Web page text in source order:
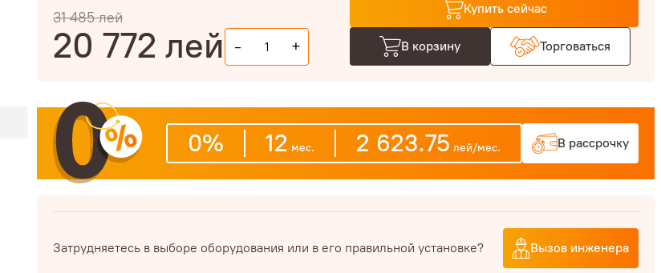
31 485лей
20 772 лей - +
Купить сейчас
В корзину Торговаться
0% 12 мес. 2 623.75 лей/мес. В рассрочку
Затрудняетесь в выборе оборудования или в его правильной установке? Вызов инженера